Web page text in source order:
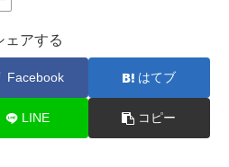
ェアする
Facebook はてブ
LINE コピー